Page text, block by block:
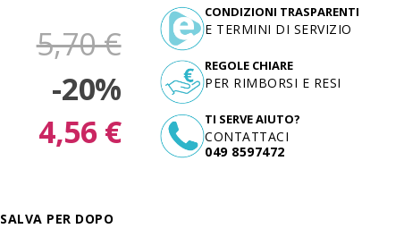
5,70 €
-20%
4,56 €
SALVA PER DOPO
TI SERVE AIUTO?
CONTATTACI
049 8597472
CONDIZIONI TRASPARENTI
E TERMINI DI SERVIZIO
REGOLE CHIARE
PER RIMBORSI E RESI